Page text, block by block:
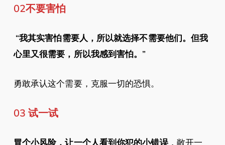
02不要害怕
“我其实害怕需要人，所以就选择不需要他们。但我
心里又很需要，所以我感到害怕。”
勇敢承认这个需要，克服一切的恐惧。
03 试一试
冒个小风险，让一个人看到你犯的小错误，敞开一